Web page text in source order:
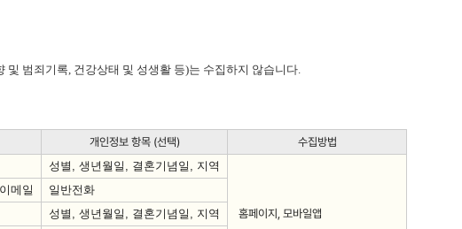
및 범죄기록, 건강상태 및 성생활 등)는 수집하지 않습니다.
개인정보 항목 (선택) 수집방법
성별 , 생년월일 , 결혼기념일 , 지역
홈페이지, 모바일앱
이메일
일반전화
성별 , 생년월일 , 결혼기념일 , 지역